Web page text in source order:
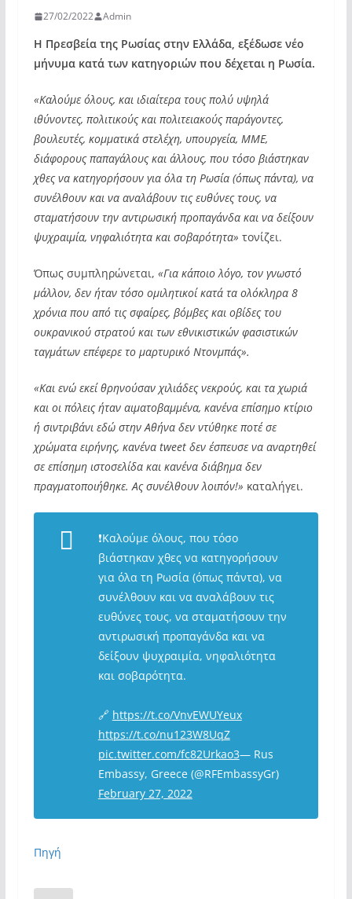
27/02/2022 Admin
Η Πρεσβεία της Ρωσίας στην Ελλάδα, εξέδωσε νέο
μήνυμα κατά των κατηγοριών που δέχεται η Ρωσία.
«Καλούμε όλους, και ιδιαίτερα τους πολύ υψηλά
ιθύνοντες, πολιτικούς και πολιτειακούς παράγοντες,
βουλευτές, κομματικά στελέχη, υπουργεία, ΜΜΕ,
διάφορους παπαγάλους και άλλους, που τόσο βιάστηκαν
χθες να κατηγορήσουν για όλα τη Ρωσία (όπως πάντα), να
συνέλθουν και να αναλάβουν τις ευθύνες τους, να
σταματήσουν την αντιρωσική προπαγάνδα και να δείξουν
ψυχραιμία, νηφαλιότητα και σοβαρότητα» τονίζει.
Όπως συμπληρώνεται, «Για κάποιο λόγο, τον γνωστό
μάλλον, δεν ήταν τόσο ομιλητικοί κατά τα ολόκληρα 8
χρόνια που από τις σφαίρες, βόμβες και οβίδες του
ουκρανικού στρατού και των εθνικιστικών φασιστικών
ταγμάτων επέφερε το μαρτυρικό Ντονμπάς».
«Και ενώ εκεί θρηνούσαν χιλιάδες νεκρούς, και τα χωριά
και οι πόλεις ήταν αιματοβαμμένα, κανένα επίσημο κτίριο
ή σιντριβάνι εδώ στην Αθήνα δεν ντύθηκε ποτέ σε
χρώματα ειρήνης, κανένα tweet δεν έσπευσε να αναρτηθεί
σε επίσημη ιστοσελίδα και κανένα διάβημα δεν
πραγματοποιήθηκε. Ας συνέλθουν λοιπόν!» καταλήγει.
❗️Καλούμε όλους, που τόσο
βιάστηκαν χθες να κατηγορήσουν
για όλα τη Ρωσία (όπως πάντα), να
συνέλθουν και να αναλάβουν τις
ευθύνες τους, να σταματήσουν την
αντιρωσική προπαγάνδα και να
δείξουν ψυχραιμία, νηφαλιότητα
και σοβαρότητα.
🔗 https://t.co/VnvEWUYeux
https://t.co/nu123W8UqZ
pic.twitter.com/fc82Urkao3— Rus
Embassy, Greece (@RFEmbassyGr)
February 27, 2022
Πηγή